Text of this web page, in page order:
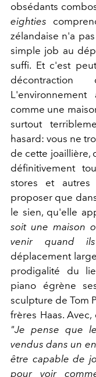
obsédants
eighties
zélandaise n'a
simple job au
suffi. Et c'est
comme une
surtout
hasard: vous ne
de cette joaillière,
définitivement
stores et
proposer que
le sien, qu'elle
soit une maison
venir quand
déplacement
prodigalité du
piano égrène
sculpture de Tom
frères Haas.
"Je pense que
vendus dans un
être capable de
pour voir